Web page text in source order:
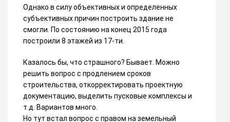
Однако в силу объективных и определенных
субъективных причин построить здание не
смогли. По состоянию на конец 2015 года
построили 8 этажей из 17-ти.
Казалось бы, что страшного? Бывает. Можно
решить вопрос с продлением сроков
строительства, откорректировать проектную
документацию, выделить пусковые комплексы и
т.д. Вариантов много.
Но тут встал вопрос с правом на земельный